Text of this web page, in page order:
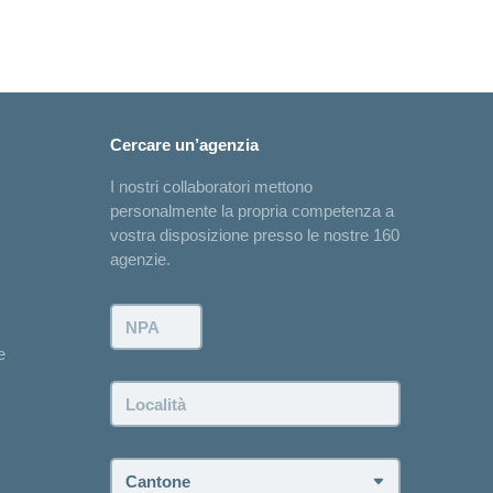
Cercare un’agenzia
I nostri collaboratori mettono
personalmente la propria competenza a
vostra disposizione presso le nostre 160
agenzie.
NPA:
Località:
Cantone: